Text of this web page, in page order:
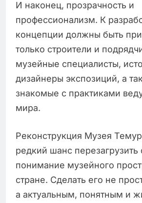
И наконец, прозрачность и
профессионализм. К
концепции должны быть
только строители и
музейные специалисты,
дизайнеры экспозиций, а
знакомые с практиками
мира.
Реконструкция Музея
редкий шанс перезагрузить
понимание музейного
стране. Сделать его не
а актуальным, понятным и